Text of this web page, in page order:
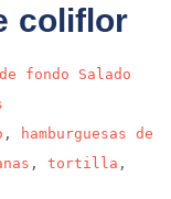
coliflor
fondo
Salado
,
hamburguesas de
, tortilla ,